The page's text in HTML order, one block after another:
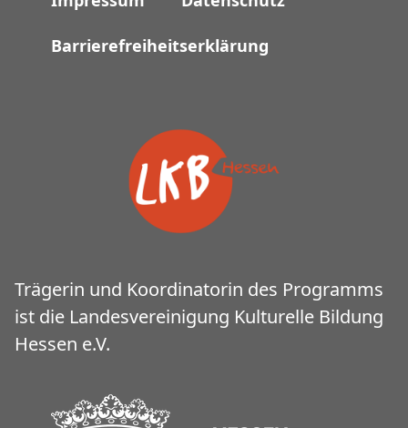
Barrierefreiheitserklärung
Trägerin und Koordinatorin des Programms
ist die Landesvereinigung Kulturelle Bildung
Hessen e.V.